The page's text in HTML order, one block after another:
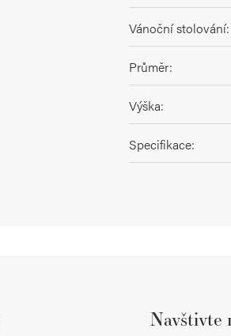
Vánoční stolování:
Průměr:
Výška:
Specifikace:
Navštivte